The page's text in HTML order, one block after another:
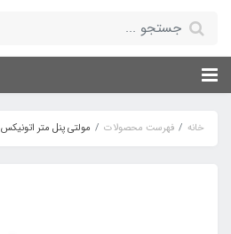
خانه فهرست محصولات مولتی پنل متر اتونیکس MT4W-DA-40